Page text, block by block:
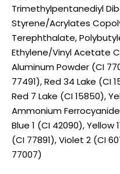
Trimethylpentanediyl
Styrene/Acrylates
Terephthalate,
Ethylene/Vinyl Acetate
Aluminum Powder (CI
77491), Red 34 Lake (CI
Red 7 Lake (CI 15850),
Ammonium
Blue 1 (CI 42090), Yellow
(CI 77891), Violet 2 (CI
77007)